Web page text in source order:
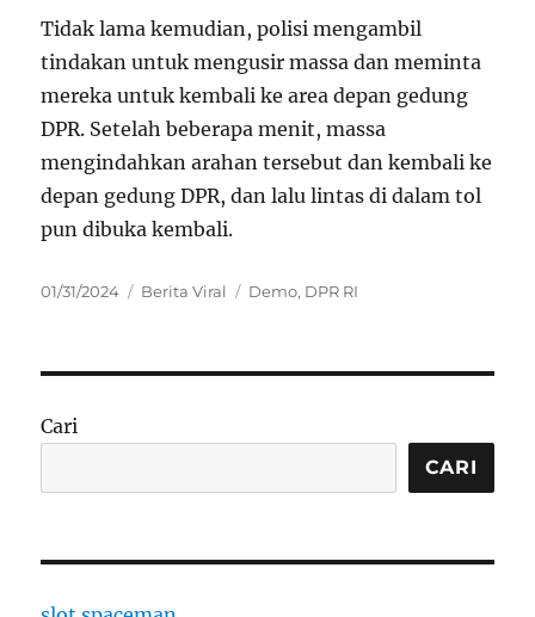
Tidak lama kemudian, polisi mengambil
tindakan untuk mengusir massa dan meminta
mereka untuk kembali ke area depan gedung
DPR. Setelah beberapa menit, massa
mengindahkan arahan tersebut dan kembali ke
depan gedung DPR, dan lalu lintas di dalam tol
pun dibuka kembali.
Posted
01/31/2024 Categories
Berita Viral Tags
Demo, DPR RI
Cari
CARI